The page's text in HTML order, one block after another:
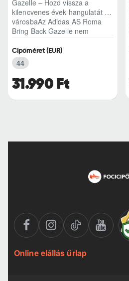
Gazelle – Hozd vissza a
kilencvenes évek hangulatát a
városbaAz Adidas AS Roma
Bring Back Gazelle nem
egyszerű sneaker, hane..
31.990 Ft
Cipőméret (EUR)
44
Online elállás űrlap